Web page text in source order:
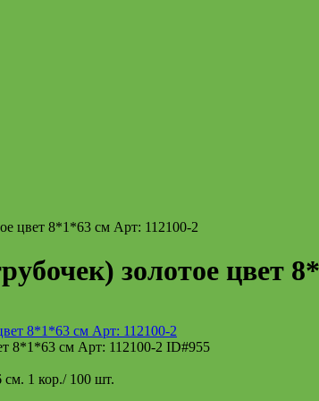
цвет 8*1*63 см Арт: 112100-2
золотое цвет
8*1*63 см Арт: 112100-2 ID#955
1 кор./ 100 шт.